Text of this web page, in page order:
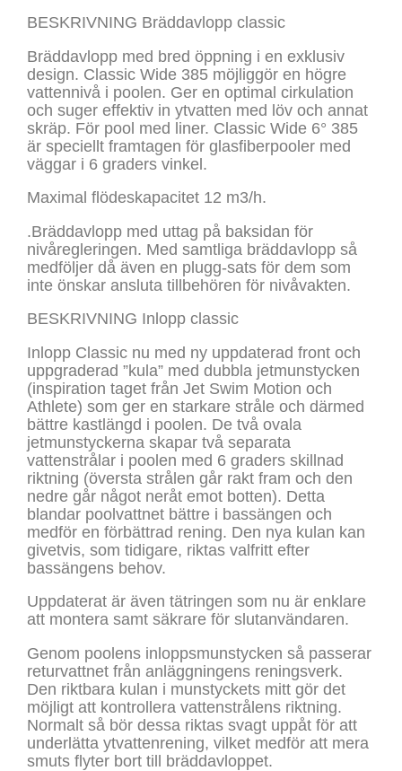
BESKRIVNING Bräddavlopp classic
Bräddavlopp med bred öppning i en exklusiv
design. Classic Wide 385 möjliggör en högre
vattennivå i poolen. Ger en optimal cirkulation
och suger effektiv in ytvatten med löv och annat
skräp. För pool med liner. Classic Wide 6° 385
är speciellt framtagen för glasfiberpooler med
väggar i 6 graders vinkel.
Maximal flödeskapacitet 12 m3/h.
.Bräddavlopp med uttag på baksidan för
nivåregleringen. Med samtliga bräddavlopp så
medföljer då även en plugg-sats för dem som
inte önskar ansluta tillbehören för nivåvakten.
BESKRIVNING Inlopp classic
Inlopp Classic nu med ny uppdaterad front och
uppgraderad ”kula” med dubbla jetmunstycken
(inspiration taget från Jet Swim Motion och
Athlete) som ger en starkare stråle och därmed
bättre kastlängd i poolen. De två ovala
jetmunstyckerna skapar två separata
vattenstrålar i poolen med 6 graders skillnad
riktning (översta strålen går rakt fram och den
nedre går något neråt emot botten). Detta
blandar poolvattnet bättre i bassängen och
medför en förbättrad rening. Den nya kulan kan
givetvis, som tidigare, riktas valfritt efter
bassängens behov.
Uppdaterat är även tätringen som nu är enklare
att montera samt säkrare för slutanvändaren.
Genom poolens inloppsmunstycken så passerar
returvattnet från anläggningens reningsverk.
Den riktbara kulan i munstyckets mitt gör det
möjligt att kontrollera vattenstrålens riktning.
Normalt så bör dessa riktas svagt uppåt för att
underlätta ytvattenrening, vilket medför att mera
smuts flyter bort till bräddavloppet.